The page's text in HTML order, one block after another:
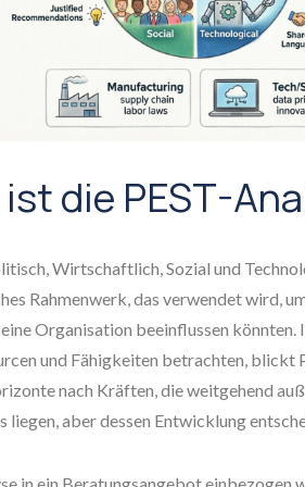
die PEST-
Wirtschaftlich, Sozial und
Rahmenwerk, das verwendet wird,
Organisation beeinflussen könnten.
und Fähigkeiten betrachten, blickt
nach Kräften, die weitgehend
liegen, aber dessen Entwicklung